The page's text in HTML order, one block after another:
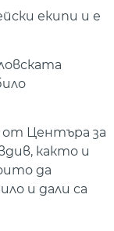
екипи и е
от Центъра за
както и
да
и дали са